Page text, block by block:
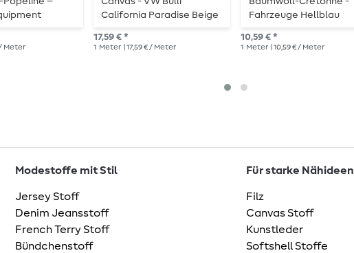
/ Meter
California Paradise Beige
Rot Leinenoptik
17,59 € *
1 Meter | 17,59 € / Meter
Fahrzeuge Hellblau
10,59 € *
1 Meter | 10,59 € / Meter
Modestoffe mit Stil
Jersey Stoff
Denim Jeansstoff
French Terry Stoff
Bündchenstoff
Für starke Nähideen
Filz
Canvas Stoff
Kunstleder
Softshell Stoffe